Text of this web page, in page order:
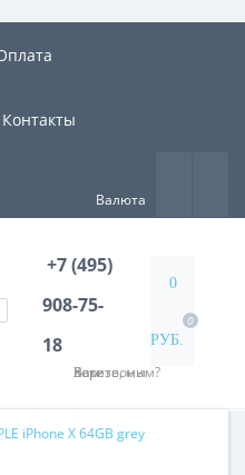
×
Контакты
Валюта
+7 (495)
908-75-
18
Хотите, мы Вам перезвоним?
0
РУБ.
0
iPhone X 64GB grey